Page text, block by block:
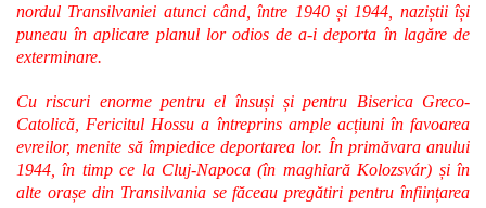
nordul Transilvaniei atunci când, între 1940 și 1944, naziștii își
puneau în aplicare planul lor odios de a-i deporta în lagăre de
exterminare.
Cu riscuri enorme pentru el însuși și pentru Biserica Greco-
Catolică, Fericitul Hossu a întreprins ample acțiuni în favoarea
evreilor, menite să împiedice deportarea lor. În primăvara anului
1944, în timp ce la Cluj-Napoca (în maghiară Kolozsvár) și în
alte orașe din Transilvania se făceau pregătiri pentru înființarea